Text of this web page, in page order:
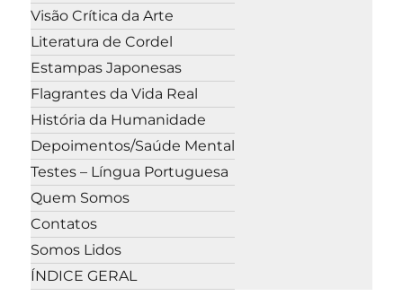
Visão Crítica da Arte
Literatura de Cordel
Estampas Japonesas
Flagrantes da Vida Real
História da Humanidade
Depoimentos/Saúde Mental
Testes – Língua Portuguesa
Quem Somos
Contatos
Somos Lidos
ÍNDICE GERAL